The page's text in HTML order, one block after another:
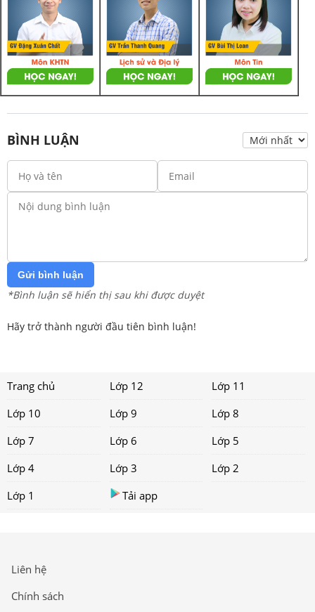
BÌNH LUẬN
Gửi bình luận
*Bình luận sẽ hiển thị sau khi được duyệt
Hãy trở thành người đầu tiên bình luận!
Trang chủ Lớp 12
Lớp 11
Lớp 10
Lớp 9
Lớp 8
Lớp 7
Lớp 6
Lớp 5
Lớp 4
Lớp 3
Lớp 2
Lớp 1
Tải app
Liên hệ
Chính sách